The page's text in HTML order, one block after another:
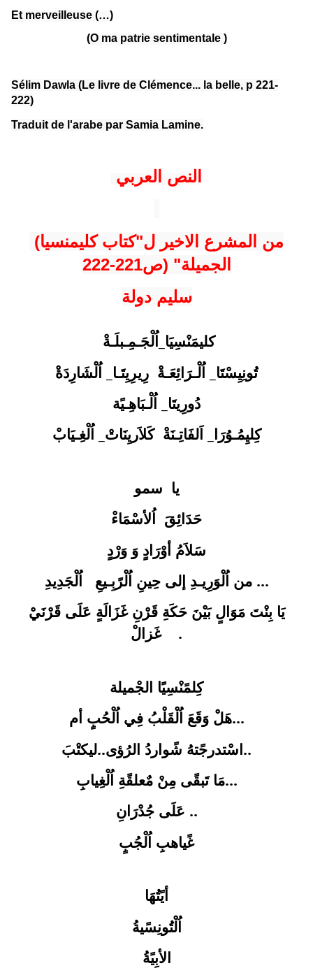
Et merveilleuse (…)
(O ma patrie sentimentale )
Sélim Dawla (Le livre de Clémence... la belle, p 221-
222)
Traduit de l'arabe par Samia Lamine.
النص العربي
(من المشرع الاخير ل"كتاب كليمنسيا
الجميلة" (ص221-222
سليم دولة
كليمَنْسِيَا _اُلْجَـمِـبلَـةْ
تُونِيِسْتَا_ اُلْـرَائِعَـةْ رِيرِيِتَـا_ اُلْشَارِدَةْ
دُورِيتَا_ اُلْـبَاهِـيًة
كِليِمُـوُرَا_ اَلفَاتِـنَةْ كَلاَريِنَاتْ_ اُلْغِـيَابْ
يا سمو
حَدَائِقَ اُلأسْمَاءْ
سَلاَمُ أوْرَادٍ وَ وَرْدٍ
من اُلْوَرِيـدِ إلى حِينِ اُلْرًبِـيعِ اُلْجَدِيدِ...
يَا بِنْتَ مَوَالٍ بَيْنَ حَكَةِ قَرْنِ غَزَالَةٍ عَلَى قَرْنَيْ
غَزالْ
.
كِلمًنْسِيًا الجْميلة
هَلْ وَقَعَ اُلْقَلْبُ فِي اُلْحُبٍ أم...
اسْتدرجًتهُ شًواردُ الرُؤى..ليكتْبَ..
مَا تَبقًى مِنْ مٌعلقًةِ اُلْغِيابِ...
عَلَى جُدْرَانِ ..
غًياهبِ اُلْجُبٍ
أيًتُهَا
اُلْتُونِسًيةُ
الأبِيًةُ